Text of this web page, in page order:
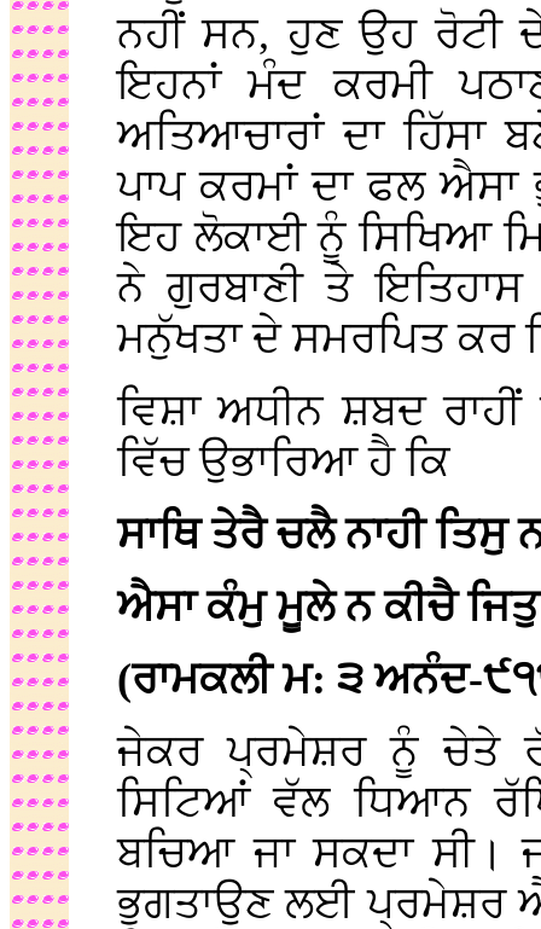
ਨਹੀਂ ਸਨ, ਹੁਣ ਉਹ
ਇਹਨਾਂ ਮੰਦ ਕਰਮੀ
ਅਤਿਆਚਾਰਾਂ ਦਾ
ਪਾਪ ਕਰਮਾਂ ਦਾ ਫਲ
ਇਹ ਲੋਕਾਈ ਨੂੰ ਸਿਖਿਆ
ਨੇ ਗੁਰਬਾਣੀ ਤੇ
ਮਨੁੱਖਤਾ ਦੇ ਸਮਰਪਿਤ ਕਰ
ਵਿਸ਼ਾ ਅਧੀਨ ਸ਼ਬਦ
ਵਿੱਚ ਉਭਾਰਿਆ ਹੈ ਕਿ
ਸਾਥਿ ਤੇਰੈ ਚਲੈ ਨਾਹੀ
ਐਸਾ ਕੰਮੁ ਮੂਲੇ ਨ ਕੀਚੈ
(ਰਾਮਕਲੀ ਮ: ੩ ਅਨੰਦ-
ਜੇਕਰ ਪ੍ਰਮੇਸ਼ਰ ਨੂੰ ਚੇਤੇ
ਸਿਟਿਆਂ ਵੱਲ ਧਿਆਨ
ਬਚਿਆ ਜਾ ਸਕਦਾ ਸੀ।
ਭੁਗਤਾਉਣ ਲਈ ਪ੍ਰਮੇਸ਼ਰ